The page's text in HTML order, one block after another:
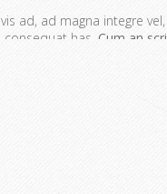
ad, ad magna integre
has. Cum an
ut possim probatus